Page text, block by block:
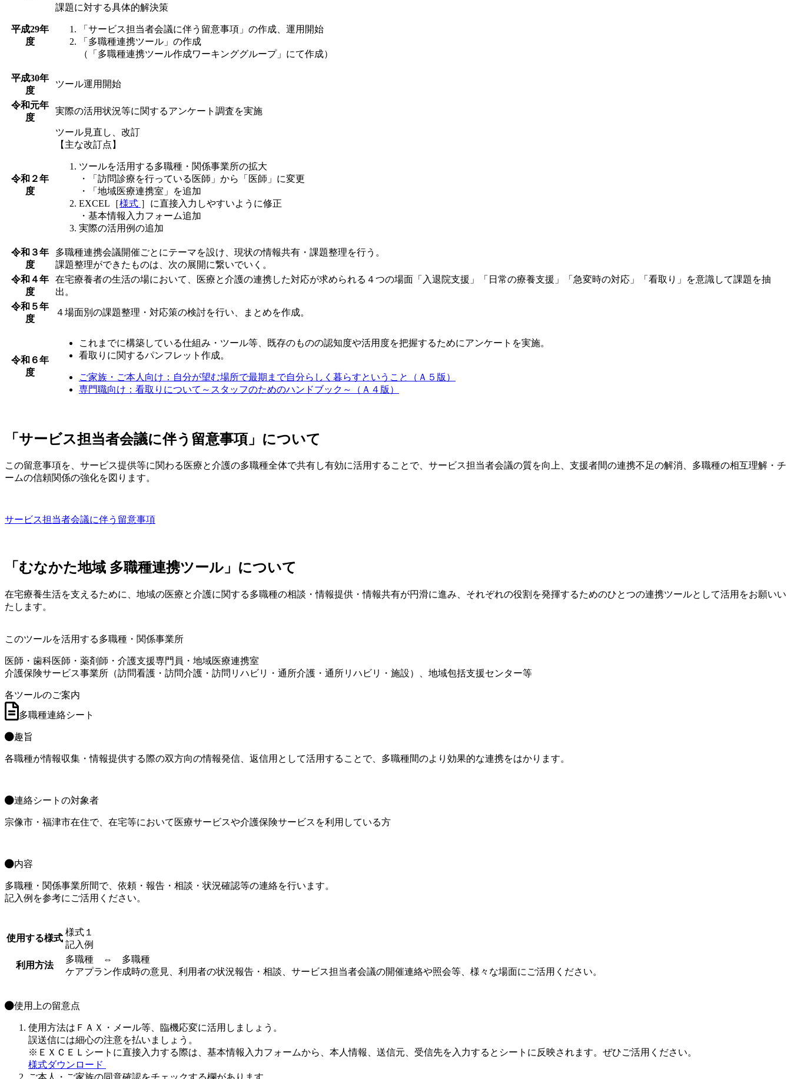
平成29年
度
課題に対する具体的解決策
「サービス担当者会議に伴う留意事項」の作成、運用開始
「多職種連携ツール」の作成
（「多職種連携ツール作成ワーキンググループ」にて作成）
平成30年
度
ツール運用開始
令和元年
度
実際の活用状況等に関するアンケート調査を実施
令和２年
度
ツール見直し、改訂
【主な改訂点】
ツールを活用する多職種・関係事業所の拡大
・「訪問診療を行っている医師」から「医師」に変更
・「地域医療連携室」を追加
EXCEL［様式 ］に直接入力しやすいように修正
・基本情報入力フォーム追加
実際の活用例の追加
令和３年
度
多職種連携会議開催ごとにテーマを設け、現状の情報共有・課題整理を行う。
課題整理ができたものは、次の展開に繋いでいく。
令和４年
度
在宅療養者の生活の場において、医療と介護の連携した対応が求められる４つの場面「入退院支援」「日常の療養支援」「急変時の対応」「看取り」を意識して課題を抽
出。
令和５年
度
４場面別の課題整理・対応策の検討を行い、まとめを作成。
令和６年
度
これまでに構築している仕組み・ツール等、既存のものの認知度や活用度を把握するためにアンケートを実施。
看取りに関するパンフレット作成。
ご家族・ご本人向け：自分が望む場所で最期まで自分らしく暮らすということ（Ａ５版）
専門職向け：看取りについて～スタッフのためのハンドブック～（Ａ４版）
「サービス担当者会議に伴う留意事項」について
この留意事項を、 サービス提供等に関わる医療と介護の多職種全体で共有し有効に活用することで、サービス担当者会議の質を向上、支援者間の連携不足の解消、多職種の相互理解・チ
ームの信頼関係の強化を図ります。
サービス担当者会議に伴う留意事項
「むなかた地域 多職種連携ツール」について
在宅療養生活を支えるために、地域の医療と介護に関する多職種の相談・情報提供・情報共有が円滑に進み、それぞれの役割を発揮するためのひとつの連携ツールとして活用をお願いい
たします。
このツールを活用する多職種・関係事業所
医師・歯科医師・薬剤師・介護支援専門員・地域医療連携室
介護保険サービス事業所（訪問看護・訪問介護・訪問リハビリ・通所介護・通所リハビリ・施設）、地域包括支援センター等
各ツールのご案内
多職種連絡シート
趣旨
各職種が情報収集・情報提供する際の双方向の情報発信、返信用として活用することで、多職種間のより効果的な連携をはかります。
連絡シートの対象者
宗像市・福津市在住で、在宅等において医療サービスや介護保険サービスを利用している方
内容
多職種・関係事業所間で、依頼・報告・相談・状況確認等の連絡を行います。
記入例を参考にご活用ください。
使用する様式
様式１
記入例
利用方法
多職種 ⇔ 多職種
ケアプラン作成時の意見、利用者の状況報告・相談、サービス担当者会議の開催連絡や照会等、様々な場面にご活用ください。
使用上の留意点
使用方法はＦＡＸ・メール等、臨機応変に活用しましょう。
誤送信には細心の注意を払いましょう。
※ＥＸＣＥＬシートに直接入力する際は、基本情報入力フォームから、本人情報、送信元、受信先を入力するとシートに反映されます。ぜひご活用ください。
様式ダウンロード